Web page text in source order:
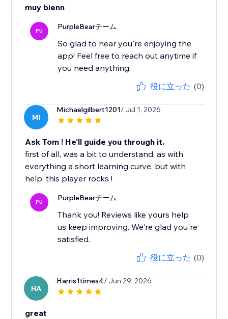
muy bienn
PU PurpleBearチーム
So glad to hear you're enjoying the
app! Feel free to reach out anytime if
you need anything.
役に立った (0)
MI
Michaelgilbert1201/ Jul 1, 2026
Ask Tom ! He'll guide you through it.
first of all, was a bit to understand. as with
everything a short learning curve. but with
help. this player rocks !
PU PurpleBearチーム
Thank you! Reviews like yours help
us keep improving. We're glad you're
satisfied.
役に立った (0)
HA
Harris1times4/ Jun 29, 2026
great